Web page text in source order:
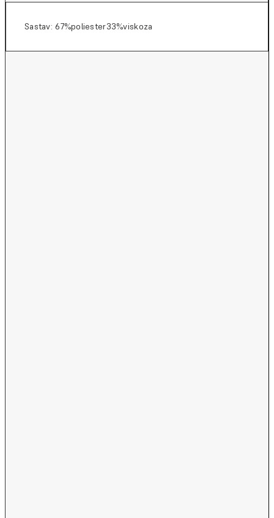
Sastav: 67%poliester33%viskoza